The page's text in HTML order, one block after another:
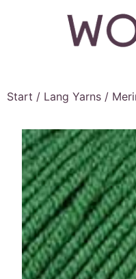
Start / Lang Yarns /